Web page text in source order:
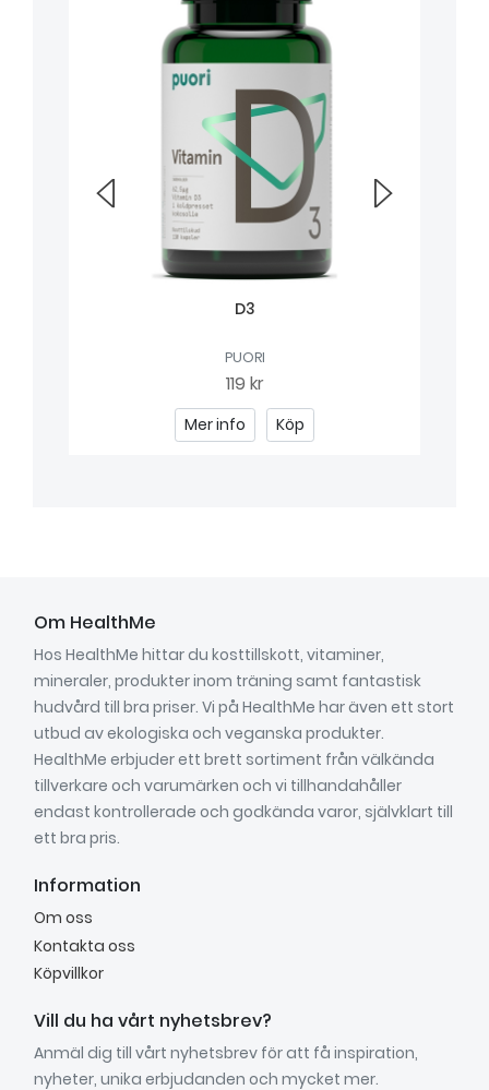
D3
PUORI
119 kr
Mer info Köp
Om HealthMe
Hos HealthMe hittar du kosttillskott, vitaminer,
mineraler, produkter inom träning samt fantastisk
hudvård till bra priser. Vi på HealthMe har även ett stort
utbud av ekologiska och veganska produkter.
HealthMe erbjuder ett brett sortiment från välkända
tillverkare och varumärken och vi tillhandahåller
endast kontrollerade och godkända varor, självklart till
ett bra pris.
Information
Om oss
Kontakta oss
Köpvillkor
Vill du ha vårt nyhetsbrev?
Anmäl dig till vårt nyhetsbrev för att få inspiration,
nyheter, unika erbjudanden och mycket mer.